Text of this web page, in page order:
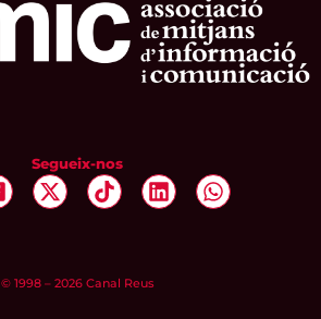
Segueix-nos
© 1998 – 2026 Canal Reus